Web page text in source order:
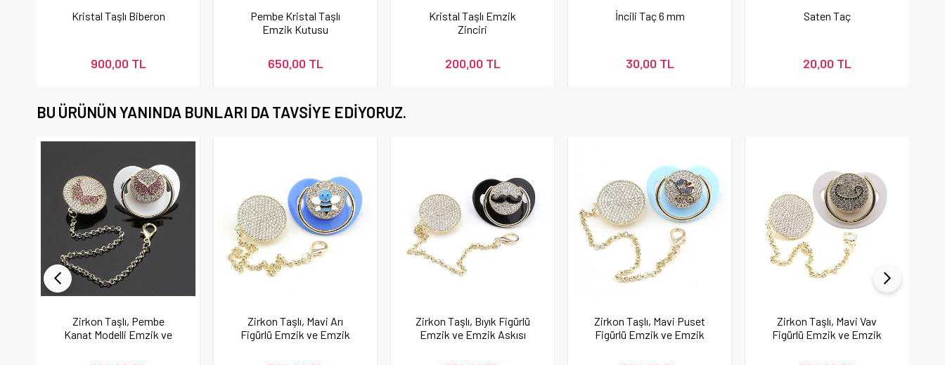
Kristal Taşlı Biberon
900,00 TL
Pembe Kristal Taşlı
Emzik Kutusu
650,00 TL
Kristal Taşlı Emzik
Zinciri
200,00 TL
İncili Taç 6 mm
30,00 TL
Saten Taç
20,00 TL
BU ÜRÜNÜN YANINDA BUNLARI DA TAVSIYE EDIYORUZ.
Zirkon Taşlı, Pembe
Kanat Modelli Emzik ve
Zirkon Taşlı, Mavi Arı
Figürlü Emzik ve Emzik
Zirkon Taşlı, Bıyık Figürlü
Emzik ve Emzik Askısı
Zirkon Taşlı, Mavi Puset
Figürlü Emzik ve Emzik
Zirkon Taşlı, Mavi Vav
Figürlü Emzik ve Emzik